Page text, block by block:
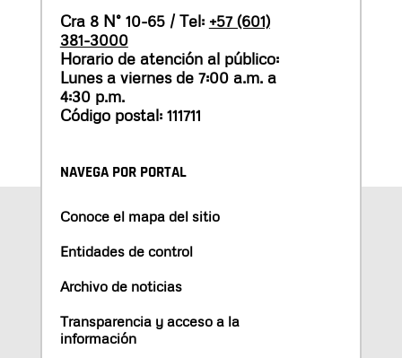
Cra 8 N° 10-65 / Tel: +57 (601)
381-3000
Horario de atención al público:
Lunes a viernes de 7:00 a.m. a
4:30 p.m.
Código postal: 111711
NAVEGA POR PORTAL
Conoce el mapa del sitio
Entidades de control
Archivo de noticias
Transparencia y acceso a la
información